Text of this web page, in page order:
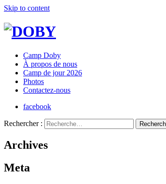
Skip to content
Camp Doby
À propos de nous
Camp de jour 2026
Photos
Contactez-nous
facebook
Rechercher :
Archives
Meta